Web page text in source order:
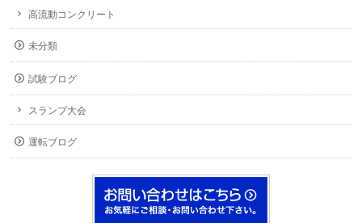
高流動コンクリート
未分類
試験ブログ
スランプ大会
運転ブログ